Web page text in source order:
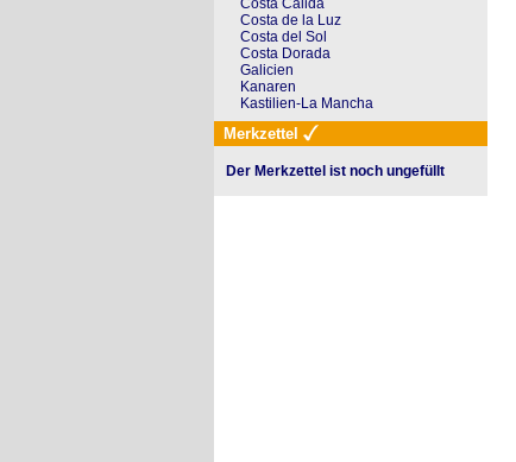
Costa Calida
Costa de la Luz
Costa del Sol
Costa Dorada
Galicien
Kanaren
Kastilien-La Mancha
Merkzettel
Der Merkzettel ist noch ungefüllt